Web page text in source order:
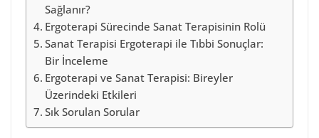
Sağlanır?
Ergoterapi Sürecinde Sanat Terapisinin Rolü
Sanat Terapisi Ergoterapi ile Tıbbi Sonuçlar:
Bir İnceleme
Ergoterapi ve Sanat Terapisi: Bireyler
Üzerindeki Etkileri
Sık Sorulan Sorular